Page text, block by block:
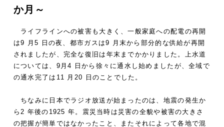
か月～
ライフラインへの被害も大きく、一般家庭への配電の再開
は9 月5 日の夜、都市ガスは9 月末から部分的な供給が再開
されましたが、完全な復旧は年末までかかりました。上水道
については、9月4 日から徐々に通水し始めましたが、全域で
の通水完了は11 月20 日のことでした。
ちなみに日本でラジオ放送が始まったのは、地震の発生か
ら2 年後の1925 年。震災当時は災害の全貌や被害の大きさ
の把握が簡単ではなかったこと、またそれによって各地で混